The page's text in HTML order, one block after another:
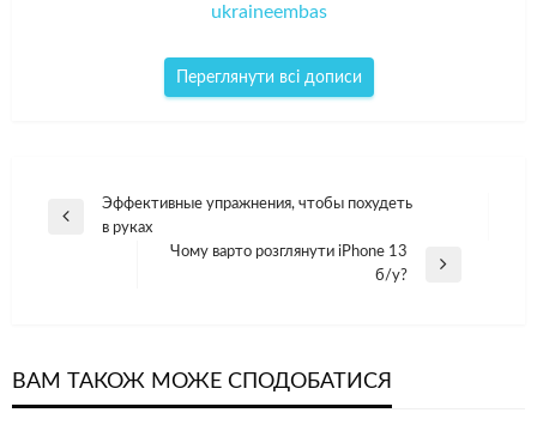
ukraineembas
Переглянути всі дописи
Навігація
записів
Попередній
Эффективные упражнения, чтобы похудеть
в руках
Чому варто розглянути iPhone 13
б/у?
ВАМ ТАКОЖ МОЖЕ СПОДОБАТИСЯ